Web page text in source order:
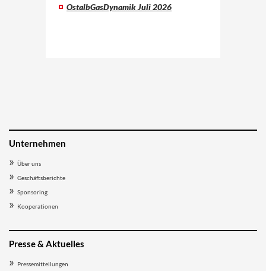
OstalbGasDynamik Juli 2026
Unternehmen
Über uns
Geschäftsberichte
Sponsoring
Kooperationen
Presse & Aktuelles
Pressemitteilungen